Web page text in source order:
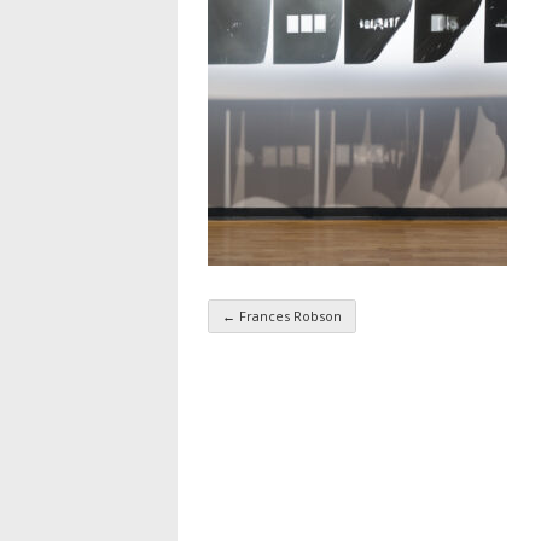
← Frances Robson